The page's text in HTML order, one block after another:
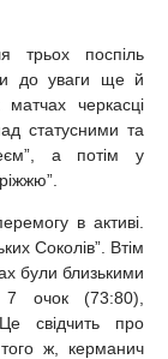
трьох поспіль
до уваги ще й
черкасці
статусними та
а потім у
в активі.
Соколів”. Втім
були близькими
7 очок (73:80),
свідчить про
того ж, керманич